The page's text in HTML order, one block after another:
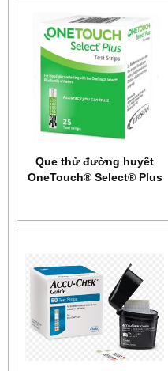
Que thử đường huyết
OneTouch® Select® Plus